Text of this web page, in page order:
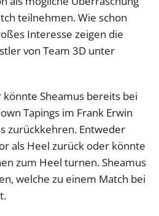
teilnehmen. Wie schon
Interesse zeigen die
von Team 3D unter
Sheamus bereits bei
Tapings im Frank Erwin
zurückkehren. Entweder
als Heel zurück oder könnte
zum Heel turnen. Sheamus
welche zu einem Match bei